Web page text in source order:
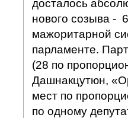
досталось
нового созыва -
мажоритарной
парламенте.
(28 по
Дашнакцутюн,
мест по
по одному